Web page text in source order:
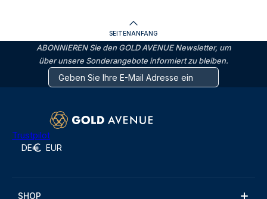
SEITENANFANG
ABONNIEREN Sie den GOLD AVENUE Newsletter, um
über unsere Sonderangebote informiert zu bleiben.
Trustpilot
DE EUR
SHOP